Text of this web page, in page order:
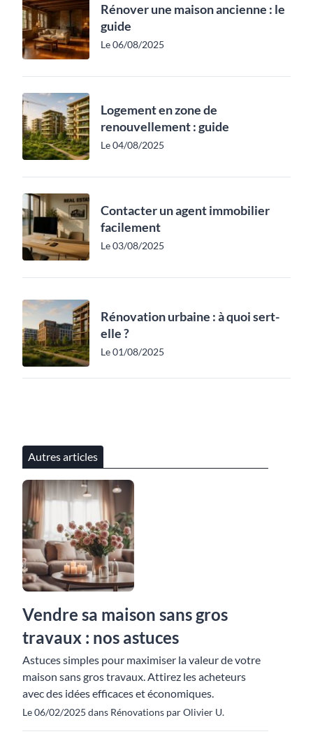
Rénover une maison ancienne : le
guide
Le 06/08/2025
Logement en zone de
renouvellement : guide
Le 04/08/2025
Contacter un agent immobilier
facilement
Le 03/08/2025
Rénovation urbaine : à quoi sert-
elle ?
Le 01/08/2025
Autres articles
Vendre sa maison sans gros
travaux : nos astuces
Astuces simples pour maximiser la valeur de votre
maison sans gros travaux. Attirez les acheteurs
avec des idées efficaces et économiques.
Le 06/02/2025 dans Rénovations par Olivier U.